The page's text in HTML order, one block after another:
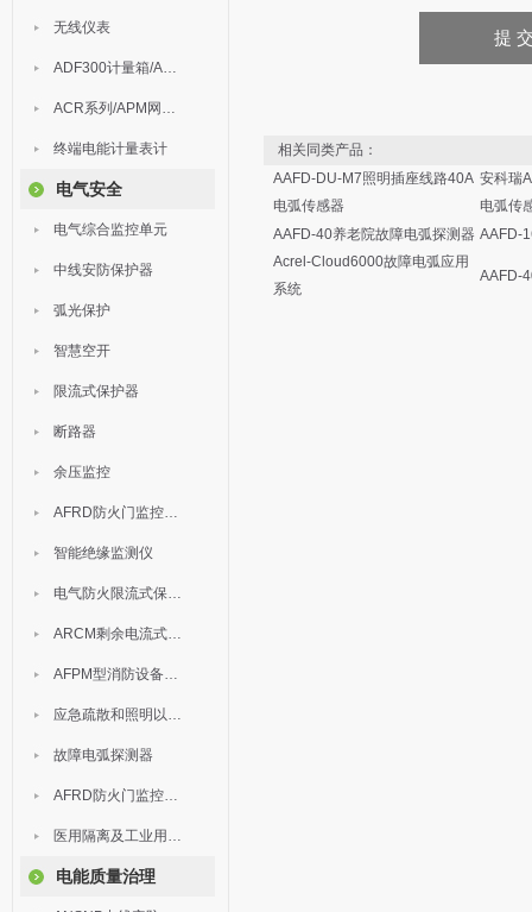
无线仪表
ADF300计量箱/AEW无线计量
ACR系列/APM网络电力仪表
终端电能计量表计
电气安全
电气综合监控单元
中线安防保护器
弧光保护
智慧空开
限流式保护器
断路器
余压监控
AFRD防火门监控模块
智能绝缘监测仪
电气防火限流式保护器
ARCM剩余电流式电气火灾监控装置
AFPM型消防设备电源监控系统
应急疏散和照明以及灯具
故障电弧探测器
AFRD防火门监控系统
医用隔离及工业用电绝缘检测
电能质量治理
相关同类产品：
AAFD-DU-M7照明插座线路40A
电弧传感器
安科瑞
电弧传
AAFD-40养老院故障电弧探测器 AAFD-
Acrel-Cloud6000故障电弧应用
系统
AAFD-